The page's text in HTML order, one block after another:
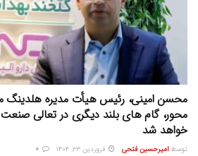
محسن امینی، رئیس هیأت مدیره هلدینگ
محور، گام های بلند دیگری در تعالی صنعت
خواهد شد
توسط امیرحسین فتحی فروردین ۲۳, ۱۴۰۴